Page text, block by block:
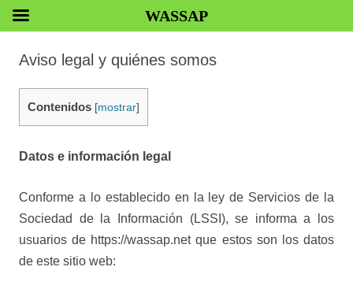
Aviso legal y quiénes somos
Contenidos [mostrar]
Datos e información legal
Conforme a lo establecido en la ley de Servicios de la
Sociedad de la Información (LSSI), se informa a los
usuarios de https://wassap.net que estos son los datos
de este sitio web:
WASSAP